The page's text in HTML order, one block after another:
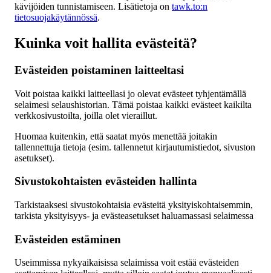
kävijöiden tunnistamiseen. Lisätietoja on tawk.to:n
tietosuojakäytännössä.
Kuinka voit hallita evästeitä?
Evästeiden poistaminen laitteeltasi
Voit poistaa kaikki laitteellasi jo olevat evästeet tyhjentämällä
selaimesi selaushistorian. Tämä poistaa kaikki evästeet kaikilta
verkkosivustoilta, joilla olet vieraillut.
Huomaa kuitenkin, että saatat myös menettää joitakin
tallennettuja tietoja (esim. tallennetut kirjautumistiedot, sivuston
asetukset).
Sivustokohtaisten evästeiden hallinta
Tarkistaaksesi sivustokohtaisia evästeitä yksityiskohtaisemmin,
tarkista yksityisyys- ja evästeasetukset haluamassasi selaimessa
Evästeiden estäminen
Useimmissa nykyaikaisissa selaimissa voit estää evästeiden